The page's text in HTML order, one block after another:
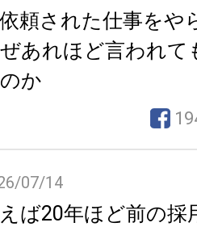
依頼された仕事を
あれほど言われて
か
07/14
ば20年ほど前の採